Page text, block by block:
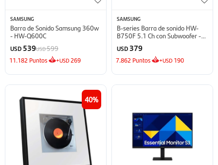
SAMSUNG
Barra de Sonido Samsung 360w
- HW-Q600C
USD 539USD599
11.182 Puntos +USD 269
SAMSUNG
B-series Barra de sonido HW-
B750F 5.1 Ch con Subwoofer -
USD 379
7.862 Puntos +USD 190
40